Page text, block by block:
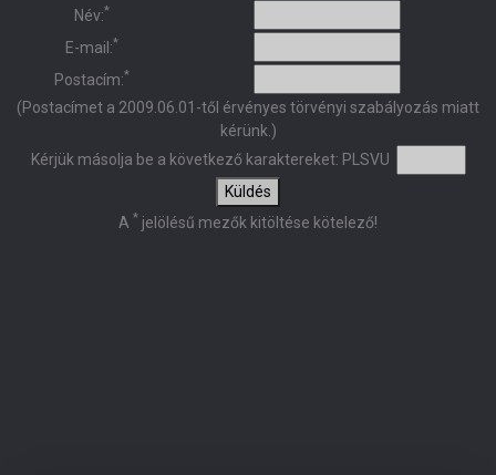
Név:*
E-mail:*
Postacím:*
(Postacímet a 2009.06.01-től érvényes törvényi szabályozás miatt
kérünk.)
Kérjük másolja be a következő karaktereket: PLSVU
Küldés
A * jelölésű mezők kitöltése kötelező!